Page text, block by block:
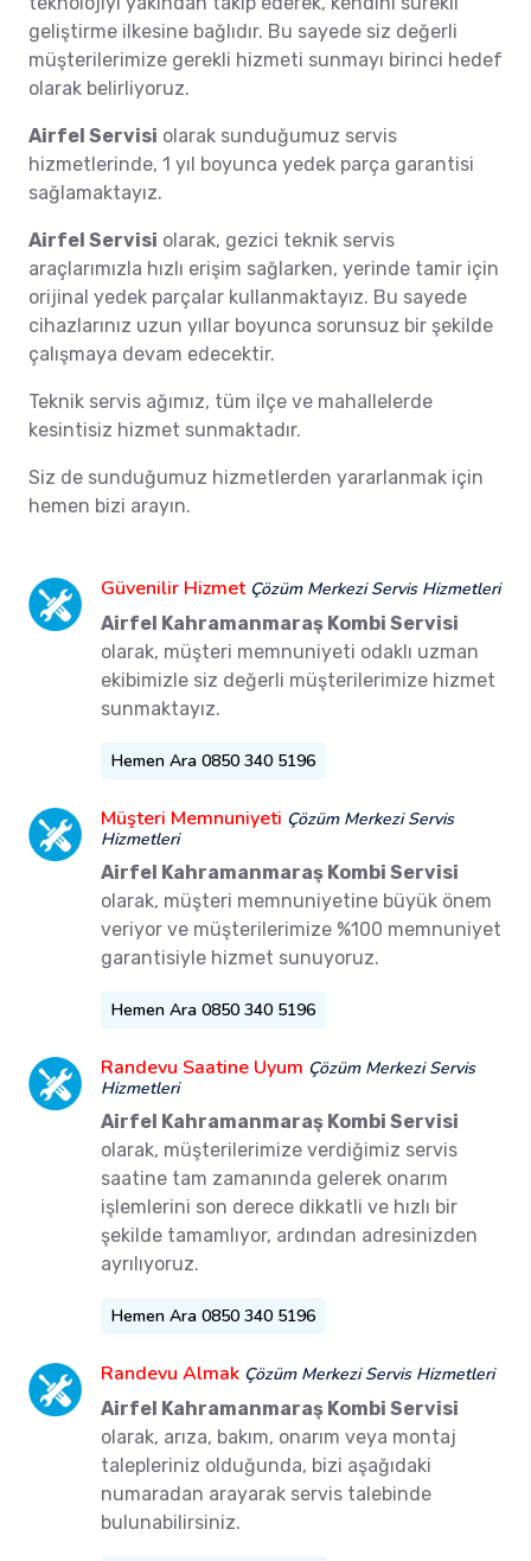
geliştirme ilkesine bağlıdır. Bu sayede siz değerli
müşterilerimize gerekli hizmeti sunmayı birinci hedef
olarak belirliyoruz.
Airfel Servisi olarak sunduğumuz servis
hizmetlerinde, 1 yıl boyunca yedek parça garantisi
sağlamaktayız.
Airfel Servisi olarak, gezici teknik servis
araçlarımızla hızlı erişim sağlarken, yerinde tamir için
orijinal yedek parçalar kullanmaktayız. Bu sayede
cihazlarınız uzun yıllar boyunca sorunsuz bir şekilde
çalışmaya devam edecektir.
Teknik servis ağımız, tüm ilçe ve mahallelerde
kesintisiz hizmet sunmaktadır.
Siz de sunduğumuz hizmetlerden yararlanmak için
hemen bizi arayın.
Güvenilir Hizmet Çözüm Merkezi Servis Hizmetleri
Airfel Kahramanmaraş Kombi Servisi
olarak, müşteri memnuniyeti odaklı uzman
ekibimizle siz değerli müşterilerimize hizmet
sunmaktayız.
Hemen Ara 0850 340 5196
Müşteri Memnuniyeti Çözüm Merkezi Servis
Hizmetleri
Airfel Kahramanmaraş Kombi Servisi
olarak, müşteri memnuniyetine büyük önem
veriyor ve müşterilerimize %100 memnuniyet
garantisiyle hizmet sunuyoruz.
Hemen Ara 0850 340 5196
Randevu Saatine Uyum Çözüm Merkezi Servis
Hizmetleri
Airfel Kahramanmaraş Kombi Servisi
olarak, müşterilerimize verdiğimiz servis
saatine tam zamanında gelerek onarım
işlemlerini son derece dikkatli ve hızlı bir
şekilde tamamlıyor, ardından adresinizden
ayrılıyoruz.
Hemen Ara 0850 340 5196
Randevu Almak Çözüm Merkezi Servis Hizmetleri
Airfel Kahramanmaraş Kombi Servisi
olarak, arıza, bakım, onarım veya montaj
talepleriniz olduğunda, bizi aşağıdaki
numaradan arayarak servis talebinde
bulunabilirsiniz.